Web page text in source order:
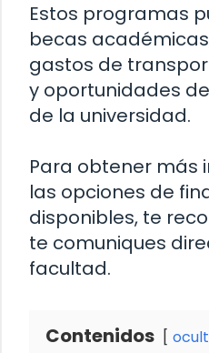
Estos programas
becas
gastos de
y oportunidades
de la universidad.
Para obtener más
las opciones de
disponibles, te
te comuniques
facultad.
Contenidos